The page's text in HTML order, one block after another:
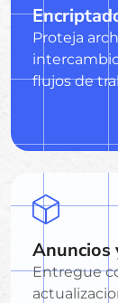
Proteja
flujos de
Anuncios
Entregue